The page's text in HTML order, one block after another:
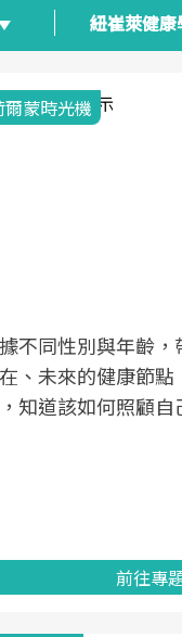
紐崔萊健康
爾蒙時光機
不同性別與年齡，
、未來的健康節
知道該如何照顧自
前往專